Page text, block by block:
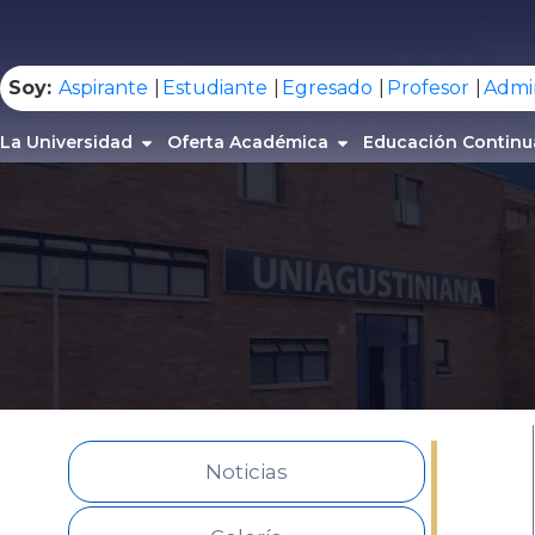
Soy: Aspirante Estudiante Egresado Profesor
La Universidad Oferta Académica Educación
Noticias